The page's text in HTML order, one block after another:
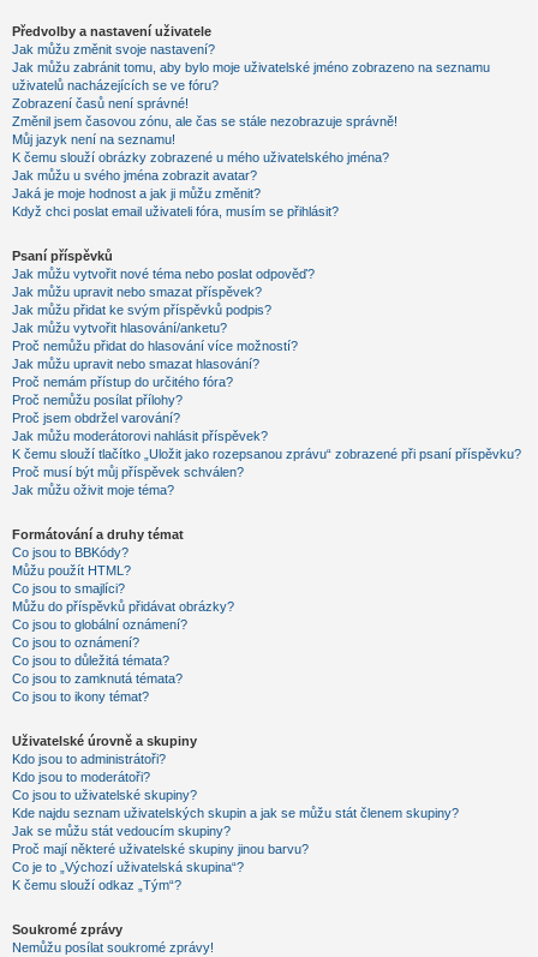
Předvolby a nastavení uživatele
Jak můžu změnit svoje nastavení?
Jak můžu zabránit tomu, aby bylo moje uživatelské jméno zobrazeno na seznamu
uživatelů nacházejících se ve fóru?
Zobrazení časů není správné!
Změnil jsem časovou zónu, ale čas se stále nezobrazuje správně!
Můj jazyk není na seznamu!
K čemu slouží obrázky zobrazené u mého uživatelského jména?
Jak můžu u svého jména zobrazit avatar?
Jaká je moje hodnost a jak ji můžu změnit?
Když chci poslat email uživateli fóra, musím se přihlásit?
Psaní příspěvků
Jak můžu vytvořit nové téma nebo poslat odpověď?
Jak můžu upravit nebo smazat příspěvek?
Jak můžu přidat ke svým příspěvků podpis?
Jak můžu vytvořit hlasování/anketu?
Proč nemůžu přidat do hlasování více možností?
Jak můžu upravit nebo smazat hlasování?
Proč nemám přístup do určitého fóra?
Proč nemůžu posílat přílohy?
Proč jsem obdržel varování?
Jak můžu moderátorovi nahlásit příspěvek?
K čemu slouží tlačítko „Uložit jako rozepsanou zprávu“ zobrazené při psaní příspěvku?
Proč musí být můj příspěvek schválen?
Jak můžu oživit moje téma?
Formátování a druhy témat
Co jsou to BBKódy?
Můžu použít HTML?
Co jsou to smajlíci?
Můžu do příspěvků přidávat obrázky?
Co jsou to globální oznámení?
Co jsou to oznámení?
Co jsou to důležitá témata?
Co jsou to zamknutá témata?
Co jsou to ikony témat?
Uživatelské úrovně a skupiny
Kdo jsou to administrátoři?
Kdo jsou to moderátoři?
Co jsou to uživatelské skupiny?
Kde najdu seznam uživatelských skupin a jak se můžu stát členem skupiny?
Jak se můžu stát vedoucím skupiny?
Proč mají některé uživatelské skupiny jinou barvu?
Co je to „Výchozí uživatelská skupina“?
K čemu slouží odkaz „Tým“?
Soukromé zprávy
Nemůžu posílat soukromé zprávy!